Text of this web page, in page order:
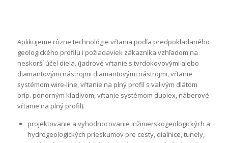
Aplikujeme rôzne technológie vŕtania podľa predpokladaného
geologického profilu i požiadaviek zákazníka vzhľadom na
neskorší účel diela. (jadrové vŕtanie s tvrdokovovými alebo
diamantovými nástrojmi diamantovými nástrojmi, vŕtanie
systémom wire-line, vŕtanie na plný profil s valivým dlátom
príp. ponorným kladivom, vŕtanie systémom duplex, náberové
vŕtanie na plný profil).
projektovanie a vyhodnocovanie inžinierskogeologických a
hydrogeologických prieskumov pre cesty, diaľnice, tunely,